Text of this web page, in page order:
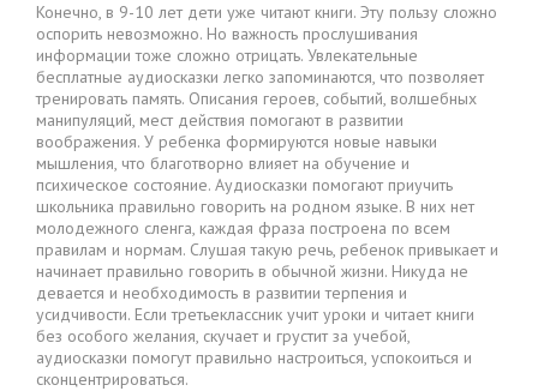
Конечно, в 9-10 лет дети уже читают книги. Эту пользу сложно
оспорить невозможно. Но важность прослушивания
информации тоже сложно отрицать. Увлекательные
бесплатные аудиосказки легко запоминаются, что позволяет
тренировать память. Описания героев, событий, волшебных
манипуляций, мест действия помогают в развитии
воображения. У ребенка формируются новые навыки
мышления, что благотворно влияет на обучение и
психическое состояние. Аудиосказки помогают приучить
школьника правильно говорить на родном языке. В них нет
молодежного сленга, каждая фраза построена по всем
правилам и нормам. Слушая такую речь, ребенок привыкает и
начинает правильно говорить в обычной жизни. Никуда не
девается и необходимость в развитии терпения и
усидчивости. Если третьеклассник учит уроки и читает книги
без особого желания, скучает и грустит за учебой,
аудиосказки помогут правильно настроиться, успокоиться и
сконцентрироваться.